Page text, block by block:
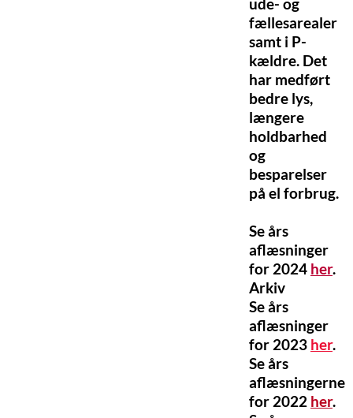
fællesarealer
samt i P-
kældre. Det
har medført
bedre lys,
længere
holdbarhed
og
besparelser
på el forbrug.
Se års
aflæsninger
for 2024 her.
Arkiv
Se års
aflæsninger
for 2023 her.
Se års
aflæsningerne
for 2022 her.